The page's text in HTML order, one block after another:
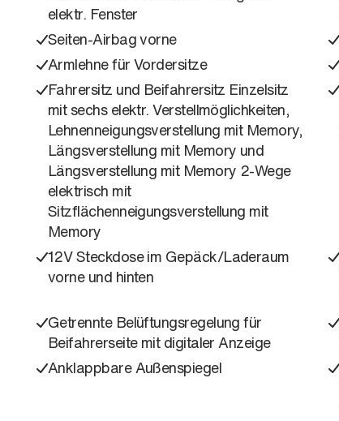
elektr. Fenster
Seiten-Airbag vorne
Armlehne für Vordersitze
Fahrersitz und Beifahrersitz Einzelsitz
mit sechs elektr. Verstellmöglichkeiten,
Lehnenneigungsverstellung mit Memory,
Längsverstellung mit Memory und
Längsverstellung mit Memory 2-Wege
elektrisch mit
Sitzflächenneigungsverstellung mit
Memory
12V Steckdose im Gepäck/Laderaum
vorne und hinten
Getrennte Belüftungsregelung für
Beifahrerseite mit digitaler Anzeige
Anklappbare Außenspiegel